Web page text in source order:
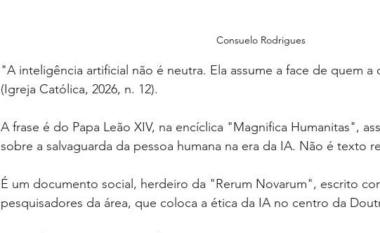
Consuelo Rodrigues
"A inteligência artificial não é neutra. Ela assume a face de quem a
(Igreja Católica, 2026, n. 12).
A frase é do Papa Leão XIV, na encíclica "Magnifica Humanitas",
sobre a salvaguarda da pessoa humana na era da IA. Não é texto
É um documento social, herdeiro da "Rerum Novarum", escrito
pesquisadores da área, que coloca a ética da IA no centro da